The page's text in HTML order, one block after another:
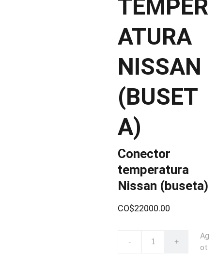
TEMPER
ATURA
NISSAN
(BUSET
A)
Conector
temperatura
Nissan (buseta)
CO$22000.00
- +
Ag
ot